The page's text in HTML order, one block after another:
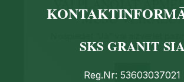
SKS GRANIT SIA
Reg.Nr: 53603037021
Nospiediet “Jā” vai aizveriet
JĀ